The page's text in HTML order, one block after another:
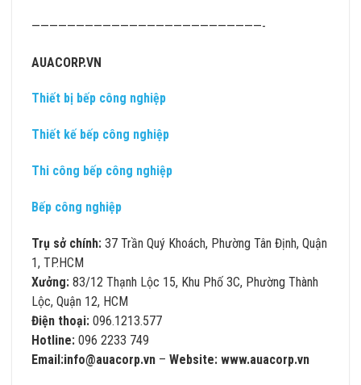
——————————————————————————-
AUACORP.VN
Thiết bị bếp công nghiệp
Thiết kế bếp công nghiệp
Thi công bếp công nghiệp
Bếp công nghiệp
Trụ sở chính: 37 Trần Quý Khoách, Phường Tân Định, Quận
1, TP.HCM
Xưởng: 83/12 Thạnh Lộc 15, Khu Phố 3C, Phường Thành
Lộc, Quận 12, HCM
Điện thoại: 096.1213.577
Hotline: 096 2233 749
Email:info@auacorp.vn – Website: www.auacorp.vn